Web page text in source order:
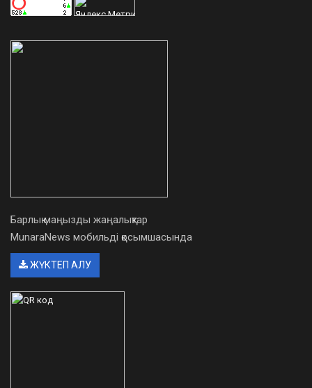
Барлық маңызды жаңалықтар
MunaraNews мобильді қосымшасында
ЖҮКТЕП АЛУ